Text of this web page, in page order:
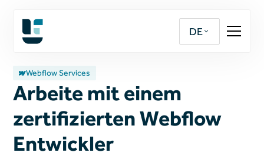
DE
Webflow Services
Arbeite mit einem
zertifizierten Webflow
Entwickler